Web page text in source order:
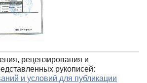
рецензирования и
рукописей:
и условий для публикации